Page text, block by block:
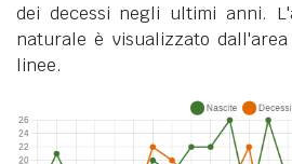
dei decessi negli ultimi anni.
naturale è visualizzato
linee.